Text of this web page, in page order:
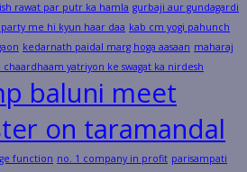
rawat par putr ka hamla gurbaji aur gundagardi
me hi kyun haar daa kab cm yogi pahunch
kedarnath paidal marg hoga aasaan maharaj
yatriyon ke swagat ka nirdesh
baluni meet
on taramandal
function no. 1 company in profit parisampati